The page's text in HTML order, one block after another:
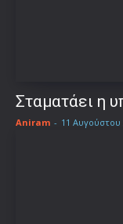
Σταματάει η
Aniram - 11 Αυγούστου